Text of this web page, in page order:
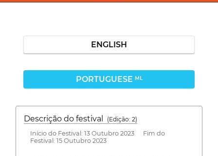
ENGLISH
PORTUGUESE ML
Descrição do festival
(Edição: 2)
Início do Festival: 13 Outubro 2023 Fim do
Festival: 15 Outubro 2023